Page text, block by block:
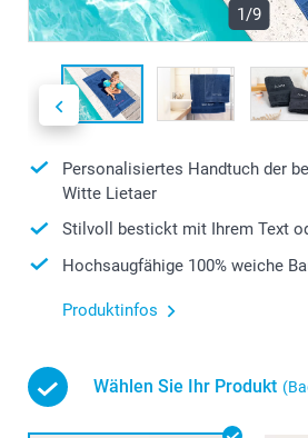
1/9
Personalisiertes Handtuch der
Witte Lietaer
Stilvoll bestickt mit Ihrem Text
Hochsaugfähige 100% weiche
Produktinfos
Wählen Sie Ihr Produkt